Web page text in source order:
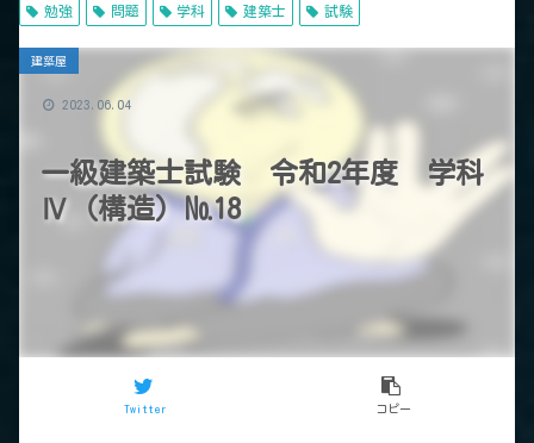
勉強 問題 学科 建築士 試験
一級建築士試験 令和2年度 学科
Ⅳ（構造）№18
建築屋
Twitter コピー
2023.06.04